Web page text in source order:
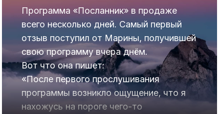
волшебник — в зависимости от того, к
информации какого из посланников
прислушаешься.
Интересное сообщение.
Примечательно, что оно по своей сути
верное.
Разделение на добрых и злых
Программа «Посланник» в продаже
всего несколько дней. Самый первый
отзыв поступил от Марины, получившей
свою программу вчера днём.
Вот что она пишет:
«После первого прослушивания
программы возникло ощущение, что я
нахожусь на пороге чего-то